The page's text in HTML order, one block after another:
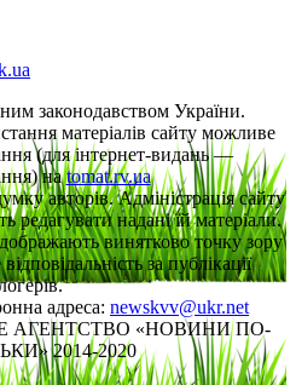
законодавством України.
матеріалів сайту можливе
(для інтернет-видань —
наtomat.rv.ua
авторів. Адміністрація сайту
редагувати надані їй матеріали.
винятково точку зору
за публікації
адреса: newskvv@ukr.net
АГЕНТСТВО «НОВИНИ ПО-
2014-2020